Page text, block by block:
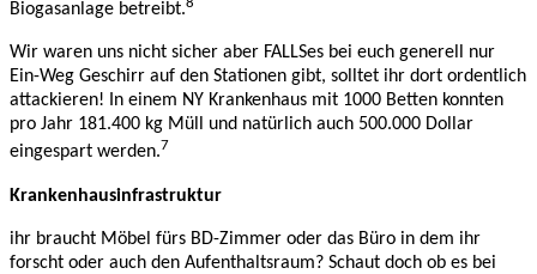
Biogasanlage betreibt.
Wir waren uns nicht sicher aber FALLSes bei euch generell nur
Ein-Weg Geschirr auf den Stationen gibt, solltet ihr dort ordentlich
attackieren! In einem NY Krankenhaus mit 1000 Betten konnten
pro Jahr 181.400 kg Müll und natürlich auch 500.000 Dollar
eingespart werden.7
Krankenhausinfrastruktur
ihr braucht Möbel fürs BD-Zimmer oder das Büro in dem ihr
forscht oder auch den Aufenthaltsraum? Schaut doch ob es bei